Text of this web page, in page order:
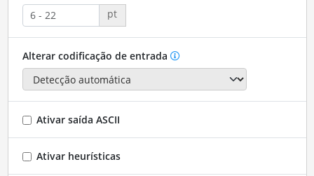
pt
Alterar codificação de entrada
Ativar saída ASCII
Ativar heurísticas